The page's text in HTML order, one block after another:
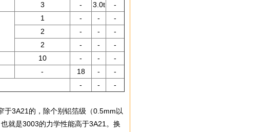
3 - 3.0t -
1 - -
-
2 - -
-
2 - - -
10 - -
-
- 18 -
-
- - -
3A21的，除个别铝箔级（0.5mm以
就是3003的力学性能高于3A21。换